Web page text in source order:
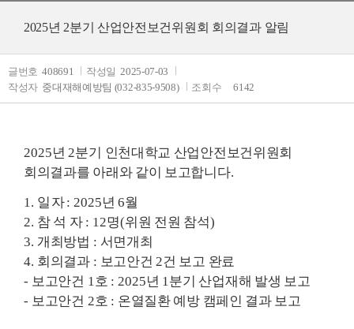
2025년 2분기 산업안전보건위원회 회의결과 알림
글번호 408691 작성일 2025-07-03
작성자 중대재해예방팀 (032-835-9508) 조회수 6142
2025년2분기 인천대학교 산업안전보건위원회
회의결과를 아래와 같이 보고합니다.
1. 일 자: 2025년6월
2. 참 석 자 : 12명(위원 전원 참석)
3. 개최방법 : 서면개최
4. 회의결과 : 보고안건 2건 보고 완료
- 보고안건 1호 : 2025년 1분기 산업재해 발생 보고
- 보고안건 2호 : 온열질환 예방 캠페인 결과 보고